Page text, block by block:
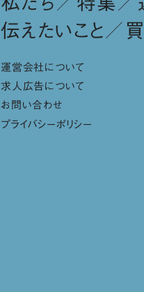
伝えたいこと
運営会社について
求人広告について
お問い合わせ
プライバシーポリシー